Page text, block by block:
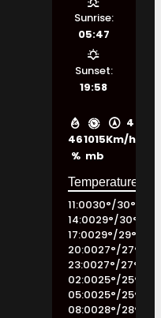
46
%
1015
mb
4
Km/h
Sunrise:
05:47
Sunset:
19:58
11:0030°/30°
14:0029°/30°
17:0029°/29°
20:0027°/27°
23:0027°/27°
02:0025°/25°
05:0025°/25°
08:0028°/28°